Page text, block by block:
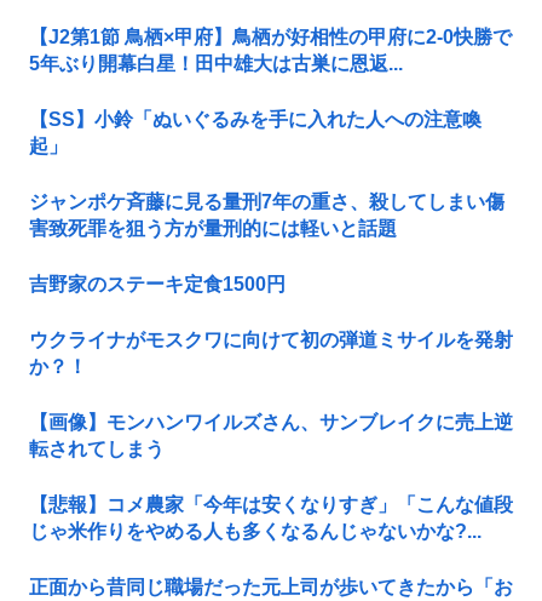
【J2第1節 鳥栖×甲府】鳥栖が好相性の甲府に2-0快勝で
5年ぶり開幕白星！田中雄大は古巣に恩返...
【SS】小鈴「ぬいぐるみを手に入れた人への注意喚
起」
ジャンポケ斉藤に見る量刑7年の重さ、殺してしまい傷
害致死罪を狙う方が量刑的には軽いと話題
吉野家のステーキ定食1500円
ウクライナがモスクワに向けて初の弾道ミサイルを発射
か？！
【画像】モンハンワイルズさん、サンブレイクに売上逆
転されてしまう
【悲報】コメ農家「今年は安くなりすぎ」「こんな値段
じゃ米作りをやめる人も多くなるんじゃないかな?...
正面から昔同じ職場だった元上司が歩いてきたから「お